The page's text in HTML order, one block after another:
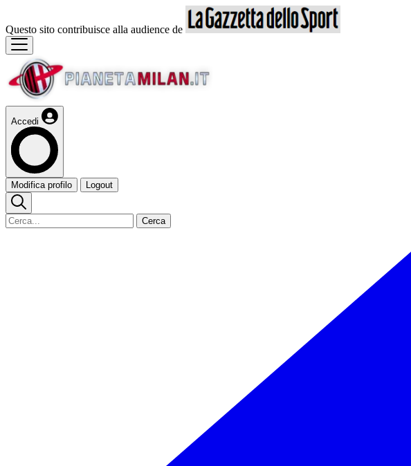
Questo sito contribuisce alla audience de
Accedi
Modifica profilo Logout
Cerca